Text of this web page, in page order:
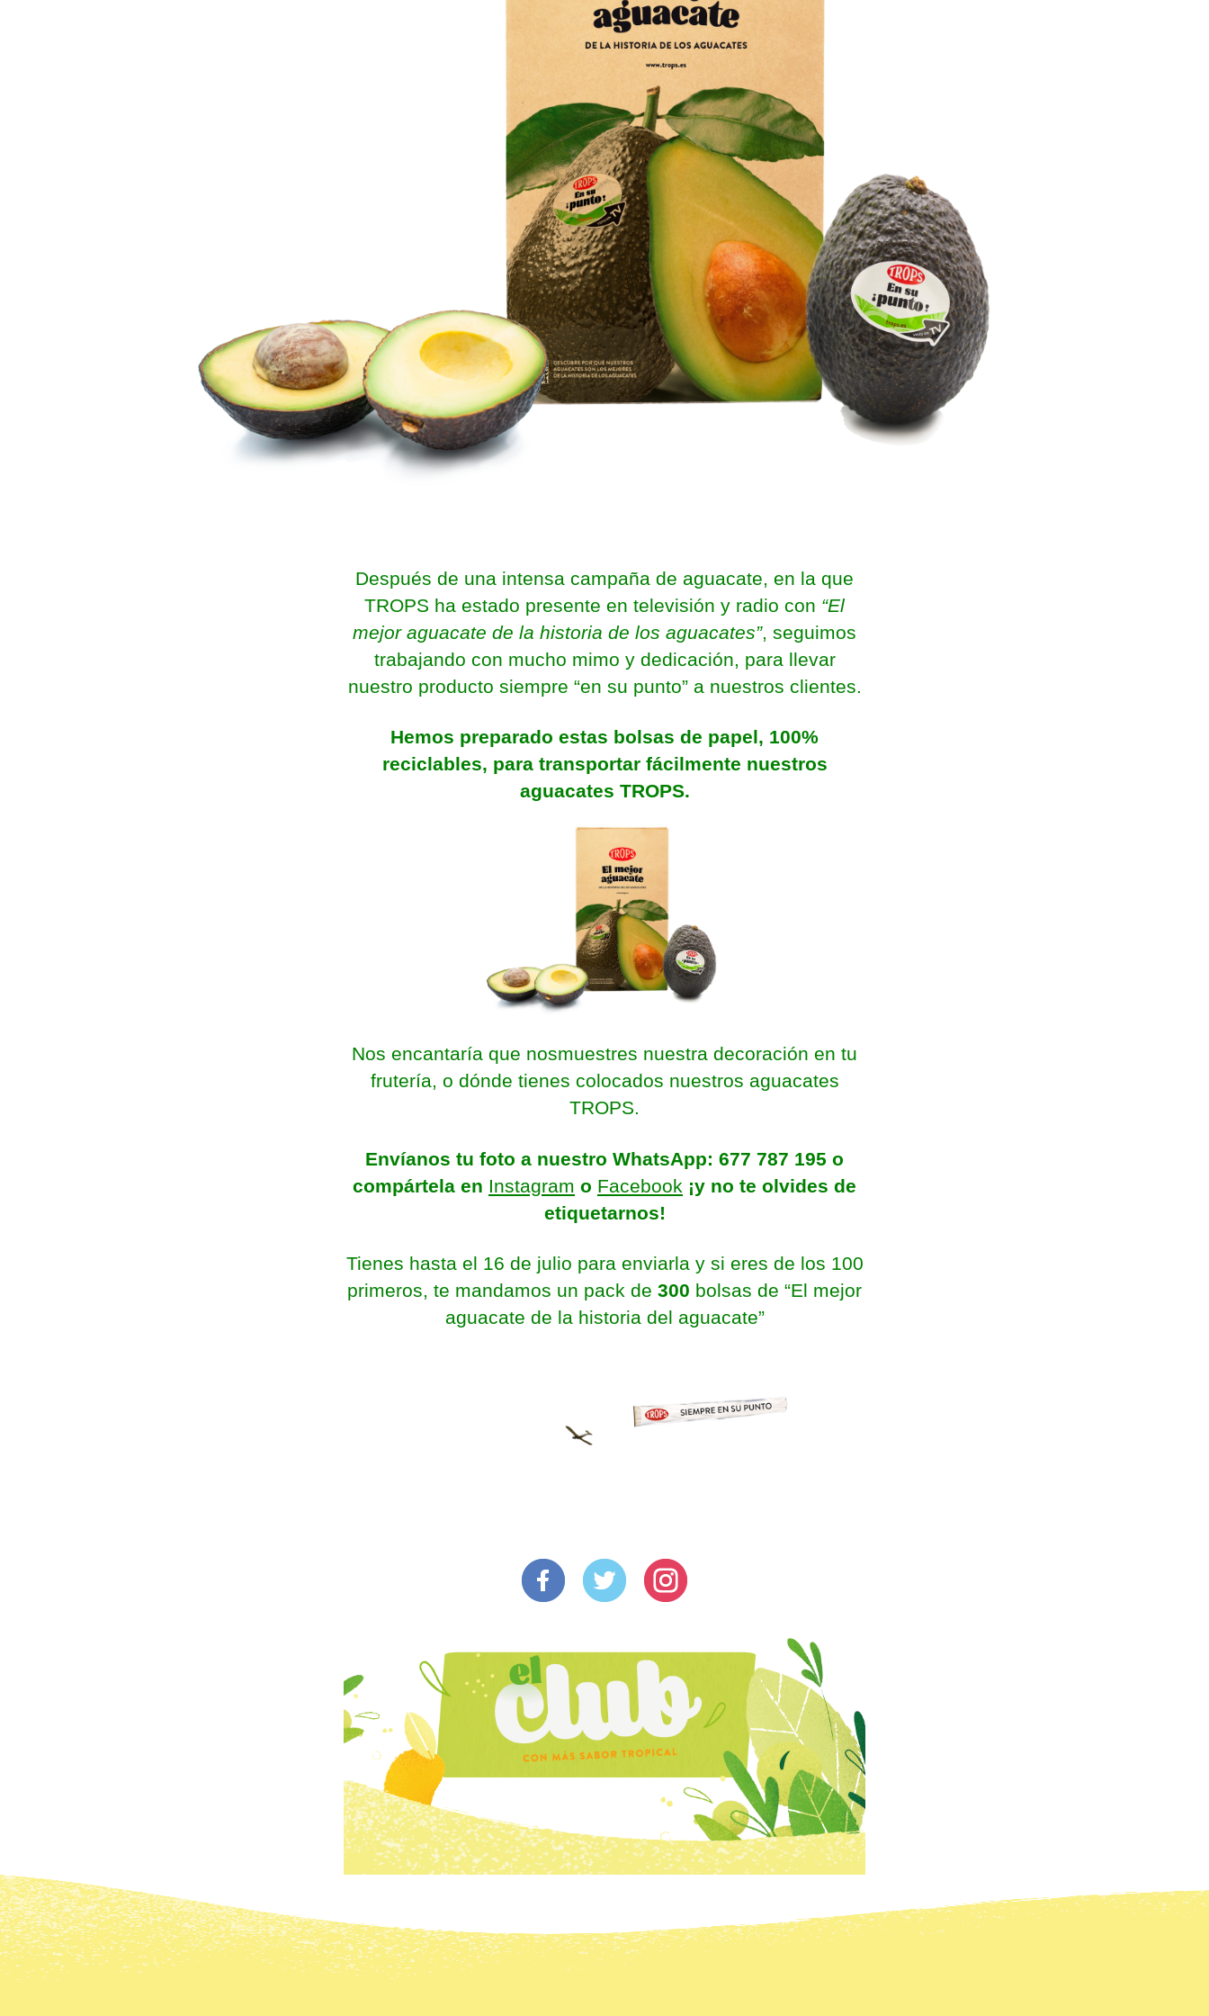
Después de una intensa campaña de aguacate, en la que
TROPS ha estado presente en televisión y radio con “El
mejor aguacate de la historia de los aguacates”, seguimos
trabajando con mucho mimo y dedicación, para llevar
nuestro producto siempre “en su punto” a nuestros clientes.
Hemos preparado estas bolsas de papel, 100%
reciclables, para transportar fácilmente nuestros
aguacates TROPS.
Nos encantaría que nosmuestres nuestra decoración en tu
frutería, o dónde tienes colocados nuestros aguacates
TROPS.
Envíanos tu foto a nuestro WhatsApp: 677 787 195 o
compártela en Instagram o Facebook ¡y no te olvides de
etiquetarnos!
Tienes hasta el 16 de julio para enviarla y si eres de los 100
primeros, te mandamos un pack de 300 bolsas de “El mejor
aguacate de la historia del aguacate”